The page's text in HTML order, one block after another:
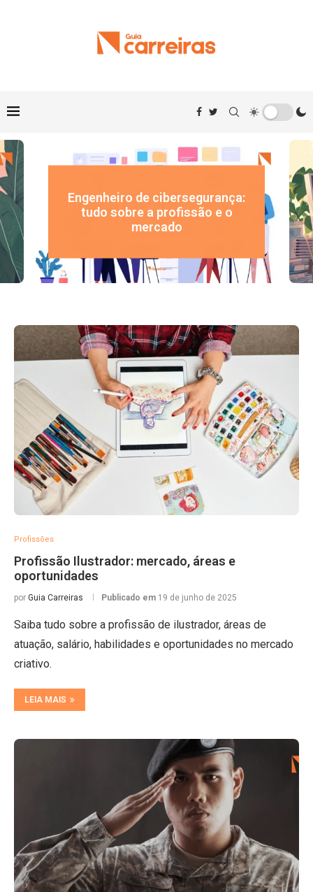
Engenheiro de cibersegurança:
tudo sobre a profissão e o
mercado
Profissões
Profissão Ilustrador: mercado, áreas e
oportunidades
por Guia Carreiras Publicado em 19 de junho de 2025
Saiba tudo sobre a profissão de ilustrador, áreas de
atuação, salário, habilidades e oportunidades no mercado
criativo.
LEIA MAIS